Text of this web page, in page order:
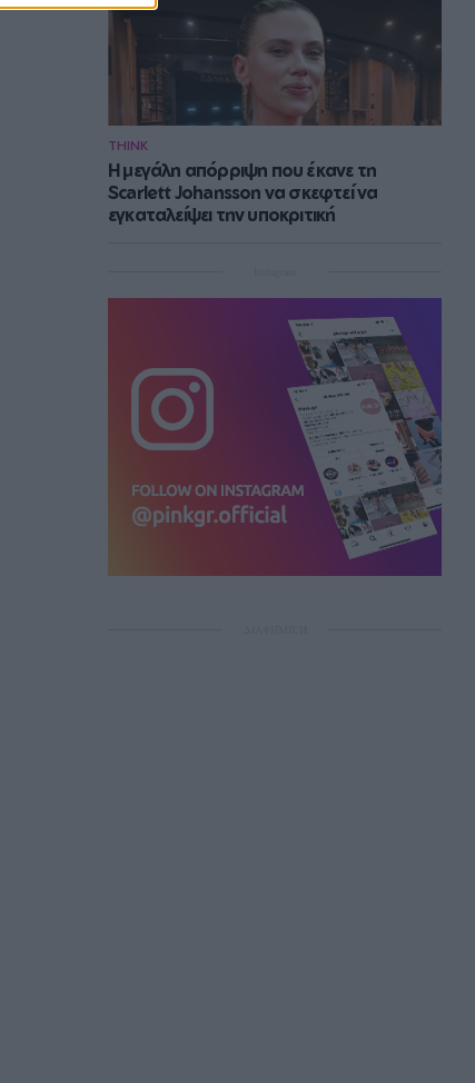
THINK
Η μεγάλη απόρριψη που έκανε τη
Scarlett Johansson να σκεφτεί να
εγκαταλείψει την υποκριτική